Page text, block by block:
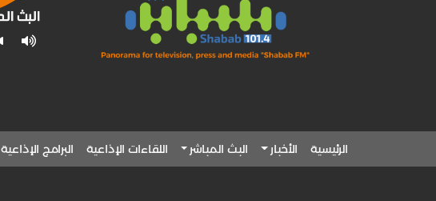
الرئيسية الأخبار البث المباشر اللقاءات الإذاعية البرامج الإذاعية